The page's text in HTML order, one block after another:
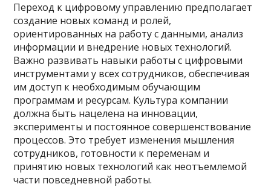
Переход к цифровому управлению предполагает
создание новых команд и ролей,
ориентированных на работу с данными, анализ
информации и внедрение новых технологий.
Важно развивать навыки работы с цифровыми
инструментами у всех сотрудников, обеспечивая
им доступ к необходимым обучающим
программам и ресурсам. Культура компании
должна быть нацелена на инновации,
эксперименты и постоянное совершенствование
процессов. Это требует изменения мышления
сотрудников, готовности к переменам и
принятию новых технологий как неотъемлемой
части повседневной работы.